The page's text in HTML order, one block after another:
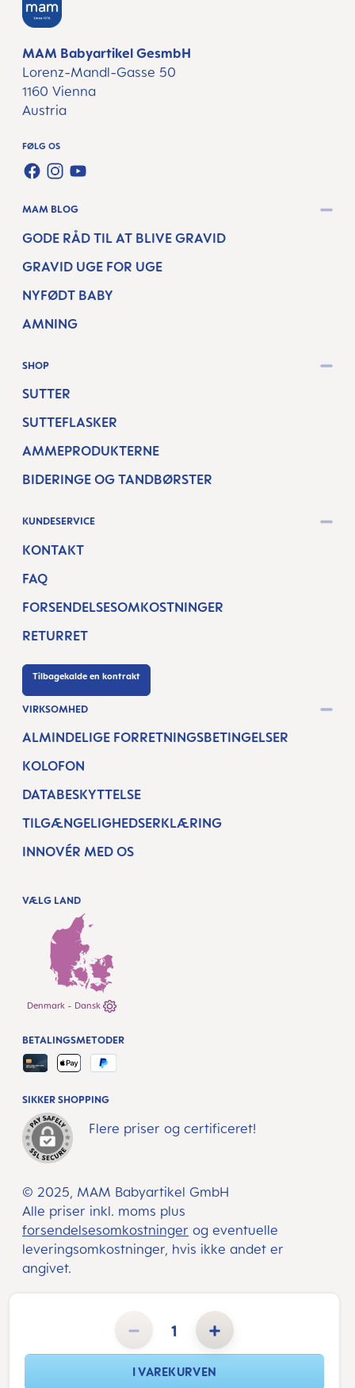
Produktmængde: Indtast det ønskede beløb, eller brug knapperne til at øge eller formindske mængden.
I VAREKURVEN
MAM Babyartikel GesmbH
Lorenz-Mandl-Gasse 50
1160 Vienna
Austria
FØLG OS
FACEBOOK
INSTAGRAM
YOUTUBE
MAM BLOG
GODE RÅD TIL AT BLIVE GRAVID
GRAVID UGE FOR UGE
NYFØDT BABY
AMNING
SHOP
SUTTER
SUTTEFLASKER
AMMEPRODUKTERNE
BIDERINGE OG TANDBØRSTER
KUNDESERVICE
KONTAKT
FAQ
FORSENDELSESOMKOSTNINGER
RETURRET
Tilbagekalde en kontrakt
VIRKSOMHED
ALMINDELIGE FORRETNINGSBETINGELSER
KOLOFON
DATABESKYTTELSE
TILGÆNGELIGHEDSERKLÆRING
INNOVÉR MED OS
VÆLG LAND
Denmark - Dansk
© 2025, MAM Babyartikel GmbH
Alle priser inkl. moms plus
forsendelsesomkostninger og eventuelle
leveringsomkostninger, hvis ikke andet er
angivet.
SIKKER SHOPPING
Flere priser og certificeret!
BETALINGSMETODER